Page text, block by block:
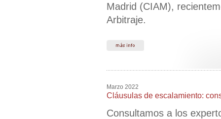
Madrid (CIAM),
Arbitraje.
Marzo 2022
Cláusulas de escalamiento:
Consultamos a los